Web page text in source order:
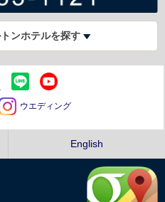
ンホテルを探す
ウエディング
English